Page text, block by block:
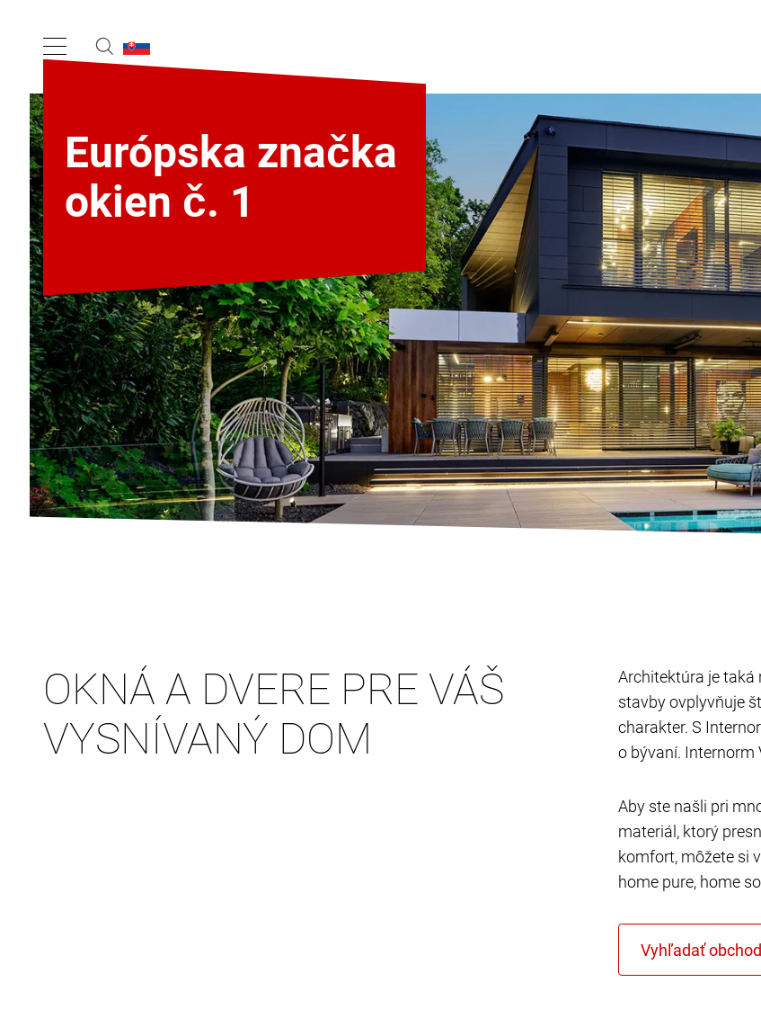
Európska značka
okien č. 1
OKNÁ A DVERE PRE VÁŠ
VYSNÍVANÝ DOM
Architektúra je taká
stavby ovplyvňuje
charakter. S
o bývaní. Internorm
Aby ste našli pri
materiál, ktorý
komfort, môžete si
home pure, home